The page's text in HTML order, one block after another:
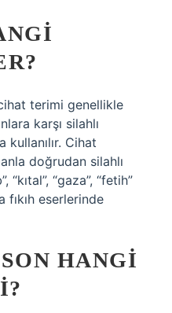
terimi genellikle
karşı silahlı
kullanılır. Cihat
doğrudan silahlı
“kıtal”, “gaza”, “fetih”
fıkıh eserlerinde
HANGI